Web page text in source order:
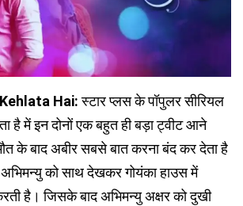
Hai:स्टार प्लस के पॉपुलर सीरियल
है में इन दोनों एक बहुत ही बड़ा ट्वीट आने
के बाद अबीर सबसे बात करना बंद कर देता है
को साथ देखकर गोयंका हाउस में
है। जिसके बाद अभिमन्यु अक्षर को दुखी